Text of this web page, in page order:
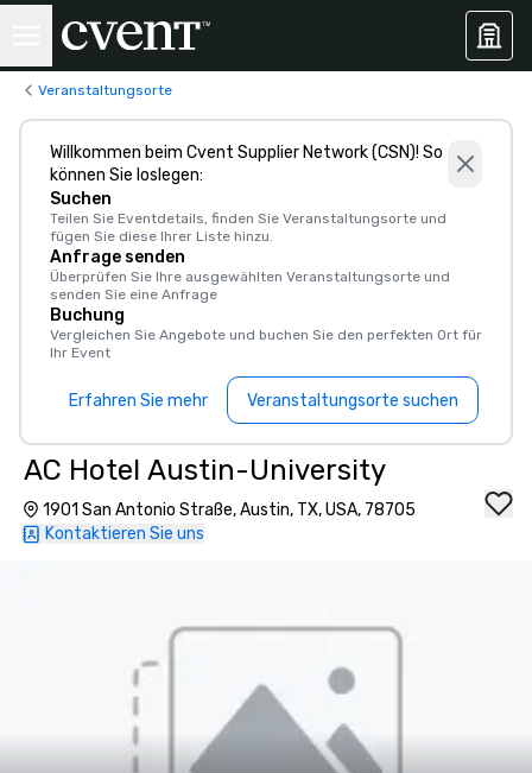
Veranstaltungsorte
Willkommen beim Cvent Supplier Network (CSN)! So
können Sie loslegen:
Suchen
Teilen Sie Eventdetails, finden Sie Veranstaltungsorte und
fügen Sie diese Ihrer Liste hinzu.
Anfrage senden
Überprüfen Sie Ihre ausgewählten Veranstaltungsorte und
senden Sie eine Anfrage
Buchung
Vergleichen Sie Angebote und buchen Sie den perfekten Ort für
Ihr Event
Erfahren Sie mehr Veranstaltungsorte suchen
AC Hotel Austin-University
1901 San Antonio Straße, Austin, TX, USA, 78705
Kontaktieren Sie uns